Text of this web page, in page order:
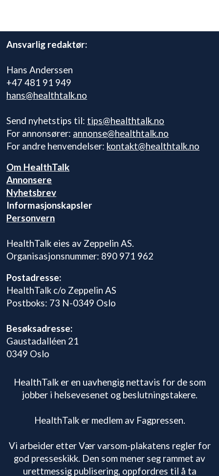
Ansvarlig redaktør:
Hans Anderssen
+47 481 91 949
hans@healthtalk.no
Send nyhetstips til: tips@healthtalk.no
For annonsører: annonse@healthtalk.no
For andre henvendelser: kontakt@healthtalk.no
Om HealthTalk
Annonsere
Nyhetsbrev
Informasjonskapsler
Personvern
HealthTalk eies av Zeppelin AS.
Organisasjonsnummer: 890 971 962
Postadresse:
HealthTalk c/o Zeppelin AS
Postboks: 73 N-0349 Oslo
Besøksadresse:
Gaustadalléen 21
0349 Oslo
HealthTalk er en uavhengig nettavis for de som
jobber i helsevesenet og beslutningstakere.
HealthTalk er medlem av Fagpressen.
Vi arbeider etter Vær varsom-plakatens regler for
god presseskikk. Den som mener seg rammet av
urettmessig publisering, oppfordres til å ta